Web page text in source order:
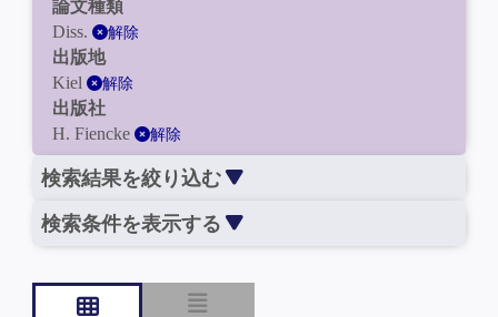
論文種類
Diss.
解除
出版地
Kiel
解除
出版社
H. Fiencke
解除
検索結果を絞り込む
検索条件を表示する